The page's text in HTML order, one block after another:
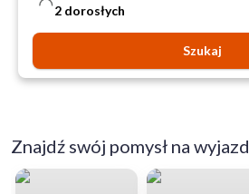
2 dorosłych
Szukaj
Znajdź swój pomysł na wyjazd